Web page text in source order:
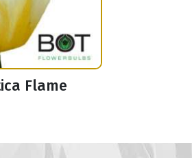
Flame